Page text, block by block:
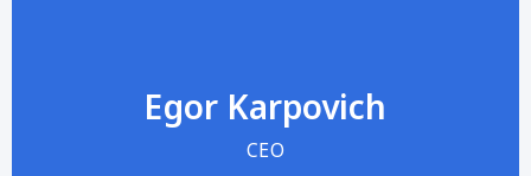
Egor Karpovich
CEO